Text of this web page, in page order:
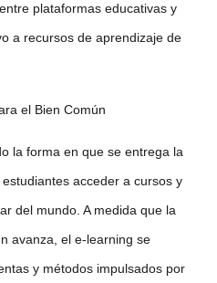
plataformas educativas y
a recursos de aprendizaje de
el Bien Común
la forma en que se entrega la
acceder a cursos y
del mundo. A medida que la
avanza, el e-learning se
y métodos impulsados por